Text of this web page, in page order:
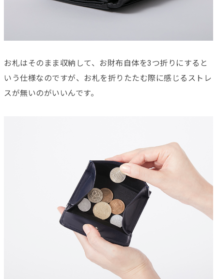
お札はそのまま収納して、お財布自体を3つ折りにすると
いう仕様なのですが、お札を折りたたむ際に感じるストレ
スが無いのがいいんです。